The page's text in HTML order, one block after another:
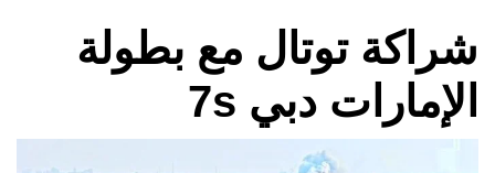
شراكة توتال مع بطولة
الإمارات دبي 7s